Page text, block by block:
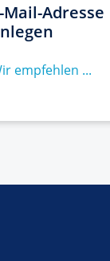
Mail-Adresse
empfehlen ...